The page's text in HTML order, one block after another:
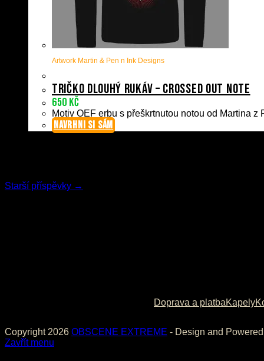
Artwork Martin & Pen n Ink Designs
Tričko dlouhý rukáv – Crossed Out Note
650 Kč
Motiv OEF erbu s přeškrtnutou notou od Martina
NAVRHNI SI SÁM
Starší příspěvky →
Doprava a platbaKapely
Copyright 2026 OBSCENE EXTREME - Design and
Zavřít menu